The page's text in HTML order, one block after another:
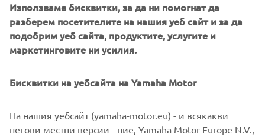
As we move forward, our commitment to inspire and to
help everyone is at the forefront of our products. From
rookie to expert, our message it simple: to create
unwavering confidence and enjoyment.
Discover the latest offering from Yamaha, with the 2022
Използваме бисквитки, за да ни помогнат да
разберем посетителите на нашия уеб сайт и за да
подобрим уеб сайта, продуктите, услугите и
маркетинговите ни усилия.
Бисквитки на уебсайта на Yamaha Motor
На нашия уебсайт (yamaha-motor.eu) - и всякакви
негови местни версии - ние, Yamaha Motor Europe N.V.,